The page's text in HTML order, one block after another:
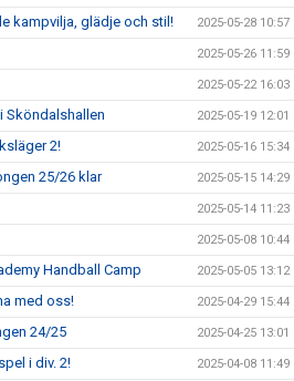
kampvilja, glädje och stil! 2025-05-28 10:57
2025-05-26 11:59
2025-05-22 16:03
Sköndalshallen 2025-05-19 12:01
2! 2025-05-16 15:34
25/26 klar 2025-05-15 14:29
2025-05-14 11:23
2025-05-08 10:44
Handball Camp 2025-05-05 13:12
med oss! 2025-04-29 15:44
24/25 2025-04-25 13:01
i div. 2! 2025-04-08 11:49